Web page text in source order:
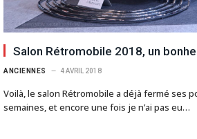
Salon Rétromobile 2018, un
ANCIENNES 4 AVRIL 2018
Voilà, le salon Rétromobile a déjà fermé ses
semaines, et encore une fois je n’ai pas eu…